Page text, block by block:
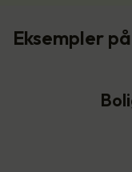
Eksempler